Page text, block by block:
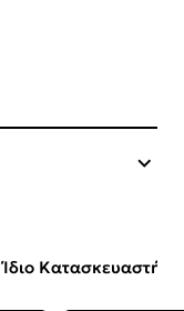
Κατασκευαστή